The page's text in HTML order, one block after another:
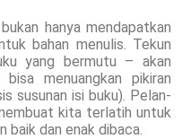
hanya mendapatkan
bahan menulis. Tekun
yang bermutu – akan
menuangkan pikiran
susunan isi buku). Pelan-
kita terlatih untuk
baik dan enak dibaca.